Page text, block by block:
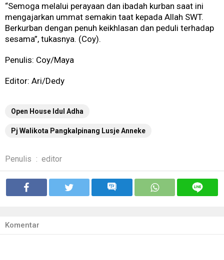
“Semoga melalui perayaan dan ibadah kurban saat ini
mengajarkan ummat semakin taat kepada Allah SWT.
Berkurban dengan penuh keikhlasan dan peduli terhadap
sesama”, tukasnya. (Coy).
Penulis: Coy/Maya
Editor: Ari/Dedy
Open House Idul Adha
Pj Walikota Pangkalpinang Lusje Anneke
Penulis : editor
Komentar